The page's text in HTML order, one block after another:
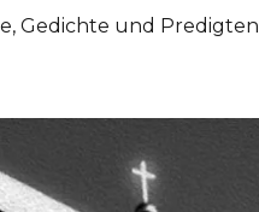
Gedichte und Predigten